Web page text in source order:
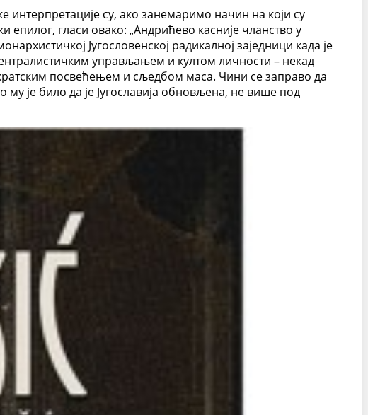
интерпретације су, ако занемаримо начин на који су
гласи овако: „Андрићево касније чланство у
Југословенској радикалној заједници када је
управљањем и култом личности – некад
посвећењем и сљедбом маса. Чини се заправо да
му је било да је Југославија обновљена, не више под